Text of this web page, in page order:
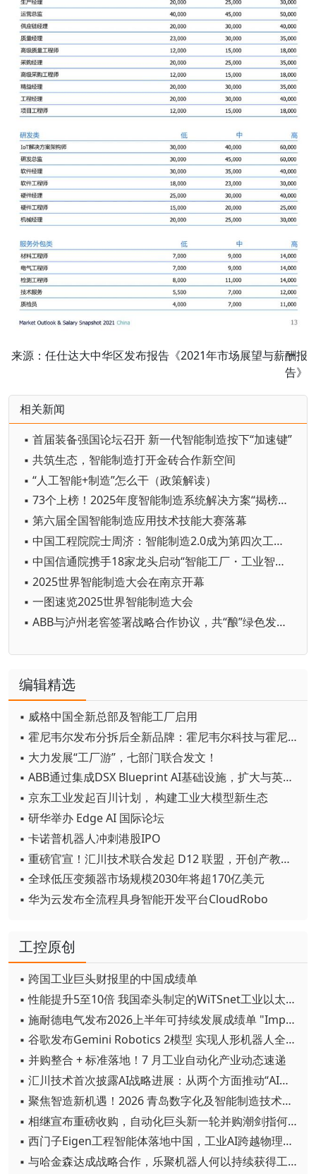
来源：任仕达大中华区发布报告《2021年市场展望与薪酬报
告》
相关新闻
▪ 首届装备强国论坛召开 新一代智能制造按下“加速键”
▪ 共筑生态，智能制造打开金砖合作新空间
▪ “人工智能+制造”怎么干（政策解读）
▪ 73个上榜！2025年度智能制造系统解决方案“揭榜挂帅”项目名单公布
▪ 第六届全国智能制造应用技术技能大赛落幕
▪ 中国工程院院士周济：智能制造2.0成为第四次工业革命核心技术
▪ 中国信通院携手18家龙头启动“智能工厂・工业智能场景创新计划”
▪ 2025世界智能制造大会在南京开幕
▪ 一图速览2025世界智能制造大会
▪ ABB与泸州老窖签署战略合作协议，共“酿”绿色发展新未来
编辑精选
▪ 威格中国全新总部及智能工厂启用
▪ 霍尼韦尔发布分拆后全新品牌：霍尼韦尔科技与霍尼韦尔航空航天
▪ 大力发展“工厂游”，七部门联合发文！
▪ ABB通过集成DSX Blueprint AI基础设施，扩大与英伟达的合作
▪ 京东工业发起百川计划， 构建工业大模型新生态
▪ 研华举办 Edge AI 国际论坛
▪ 卡诺普机器人冲刺港股IPO
▪ 重磅官宣！汇川技术联合发起 D12 联盟，开创产教融合新范式
▪ 全球低压变频器市场规模2030年将超170亿美元
▪ 华为云发布全流程具身智能开发平台CloudRobo
工控原创
▪ 跨国工业巨头财报里的中国成绩单
▪ 性能提升5至10倍 我国牵头制定的WiTSnet工业以太网国际标准正式发布
▪ 施耐德电气发布2026上半年可持续发展成绩单 "Impact 2030"路线图开局稳健
▪ 谷歌发布Gemini Robotics 2模型 实现人形机器人全身智能控制突破
▪ 并购整合 + 标准落地！7 月工业自动化产业动态速递
▪ 汇川技术首次披露AI战略进展：从两个方面推动“AI业务化”落地
▪ 聚焦智造新机遇！2026 青岛数字化及智能制造技术论坛圆满落幕
▪ 相继宣布重磅收购，自动化巨头新一轮并购潮剑指何方？
▪ 西门子Eigen工程智能体落地中国，工业AI跨越物理世界“确定性”拐点
▪ 与哈金森达成战略合作，乐聚机器人何以持续获得工业巨头青睐？